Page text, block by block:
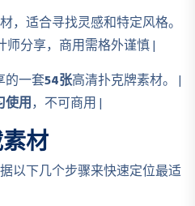
，适合寻找灵感和特定风格。
师分享，商用需格外谨慎 |
的一套54张高清扑克牌素材。 |
使用，不可商用 |
材
以下几个步骤来快速定位最适